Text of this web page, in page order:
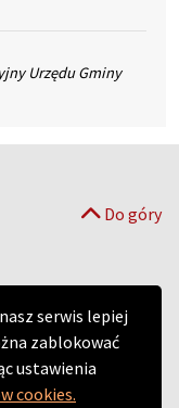
serwis lepiej
zablokować
ustawienia
cookies.
Urzędu Gminy
Do góry